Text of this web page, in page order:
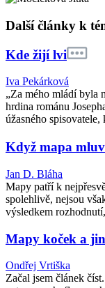
Další články k
Kde žijí lvi
Iva Pekárková
„Za mého mládí byla
hrdina románu
úžasného spisovatele,
Když mapa
Jan D. Bláha
Mapy patří k
spolehlivě, nejsou
výsledkem
Mapy koček a
Ondřej Vrtiška
Začal jsem článek